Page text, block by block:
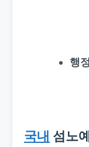
행정
국내 섬노